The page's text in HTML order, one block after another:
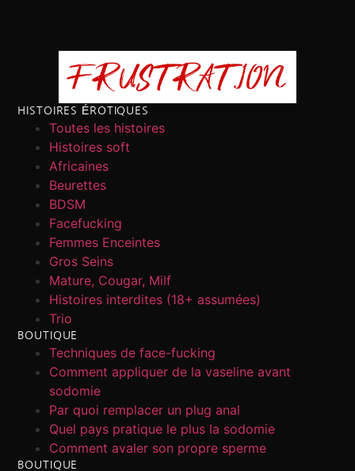
HISTOIRES ÉROTIQUES
Toutes les histoires
Histoires soft
Africaines
Beurettes
BDSM
Facefucking
Femmes Enceintes
Gros Seins
Mature, Cougar, Milf
Histoires interdites (18+ assumées)
Trio
BOUTIQUE
Techniques de face-fucking
Comment appliquer de la vaseline avant
sodomie
Par quoi remplacer un plug anal
Quel pays pratique le plus la sodomie
Comment avaler son propre sperme
BOUTIQUE